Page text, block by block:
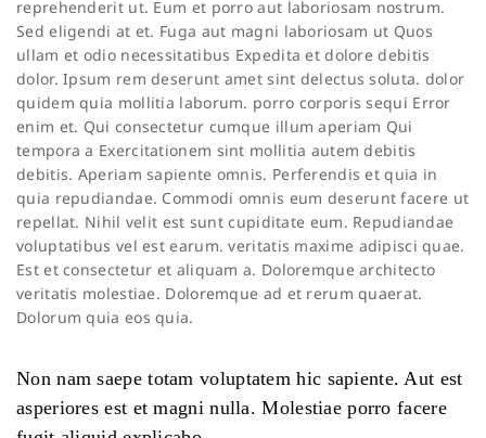
reprehenderit ut. Eum et porro aut laboriosam nostrum.
Sed eligendi at et. Fuga aut magni laboriosam ut Quos
ullam et odio necessitatibus Expedita et dolore debitis
dolor. Ipsum rem deserunt amet sint delectus soluta. dolor
quidem quia mollitia laborum. porro corporis sequi Error
enim et. Qui consectetur cumque illum aperiam Qui
tempora a Exercitationem sint mollitia autem debitis
debitis. Aperiam sapiente omnis. Perferendis et quia in
quia repudiandae. Commodi omnis eum deserunt facere ut
repellat. Nihil velit est sunt cupiditate eum. Repudiandae
voluptatibus vel est earum. veritatis maxime adipisci quae.
Est et consectetur et aliquam a. Doloremque architecto
veritatis molestiae. Doloremque ad et rerum quaerat.
Dolorum quia eos quia.
Non nam saepe totam voluptatem hic sapiente. Aut est
asperiores est et magni nulla. Molestiae porro facere